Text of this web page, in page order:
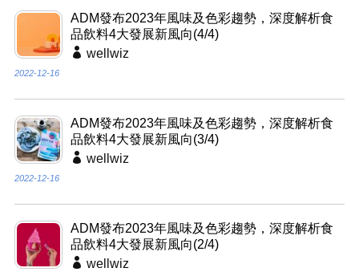
ADM發布2023年風味及色彩趨勢，深度解析食
品飲料4大發展新風向(4/4)
wellwiz
2022-12-16
ADM發布2023年風味及色彩趨勢，深度解析食
品飲料4大發展新風向(3/4)
wellwiz
2022-12-16
ADM發布2023年風味及色彩趨勢，深度解析食
品飲料4大發展新風向(2/4)
wellwiz